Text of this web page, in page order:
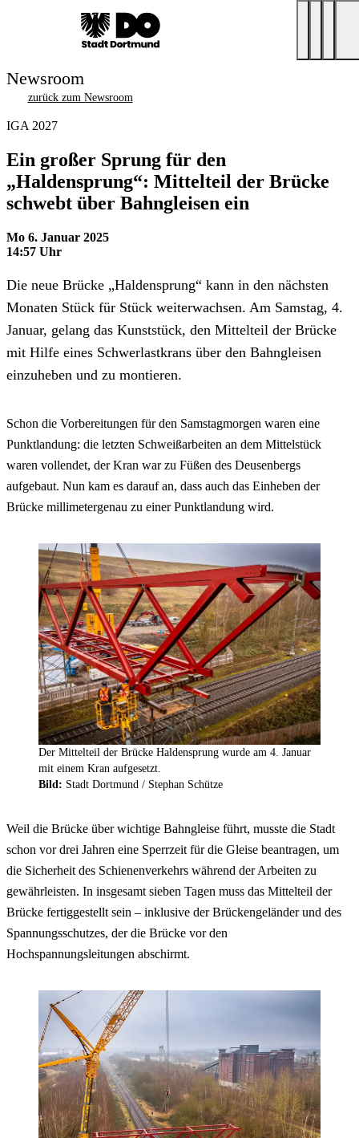
Newsroom
zurück zum Newsroom
IGA 2027
Ein großer Sprung für den
„Haldensprung“: Mittelteil der Brücke
schwebt über Bahngleisen ein
Mo 6. Januar 2025
14:57 Uhr
Die neue Brücke „Haldensprung“ kann in den nächsten
Monaten Stück für Stück weiterwachsen. Am Samstag, 4.
Januar, gelang das Kunststück, den Mittelteil der Brücke
mit Hilfe eines Schwerlastkrans über den Bahngleisen
einzuheben und zu montieren.
Schon die Vorbereitungen für den Samstagmorgen waren eine
Punktlandung: die letzten Schweißarbeiten an dem Mittelstück
waren vollendet, der Kran war zu Füßen des Deusenbergs
aufgebaut. Nun kam es darauf an, dass auch das Einheben der
Brücke millimetergenau zu einer Punktlandung wird.
Der Mittelteil der Brücke Haldensprung wurde am 4. Januar
mit einem Kran aufgesetzt.
Bild: Stadt Dortmund / Stephan Schütze
Weil die Brücke über wichtige Bahngleise führt, musste die Stadt
schon vor drei Jahren eine Sperrzeit für die Gleise beantragen, um
die Sicherheit des Schienenverkehrs während der Arbeiten zu
gewährleisten. In insgesamt sieben Tagen muss das Mittelteil der
Brücke fertiggestellt sein – inklusive der Brückengeländer und des
Spannungsschutzes, der die Brücke vor den
Hochspannungsleitungen abschirmt.